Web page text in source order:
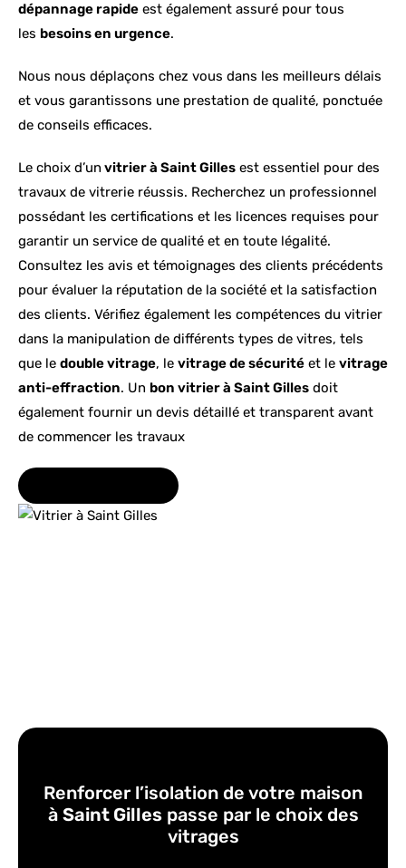
dépannage rapide est également assuré pour tous
les besoins en urgence.
Nous nous déplaçons chez vous dans les meilleurs délais
et vous garantissons une prestation de qualité, ponctuée
de conseils efficaces.
Le choix d’un vitrier à Saint Gilles est essentiel pour des
travaux de vitrerie réussis. Recherchez un professionnel
possédant les certifications et les licences requises pour
garantir un service de qualité et en toute légalité.
Consultez les avis et témoignages des clients précédents
pour évaluer la réputation de la société et la satisfaction
des clients. Vérifiez également les compétences du vitrier
dans la manipulation de différents types de vitres, tels
que le double vitrage, le vitrage de sécurité et le vitrage
anti-effraction. Un bon vitrier à Saint Gilles doit
également fournir un devis détaillé et transparent avant
de commencer les travaux
Renforcer l’isolation de votre maison
à Saint Gillespasse par le choix des
vitrages